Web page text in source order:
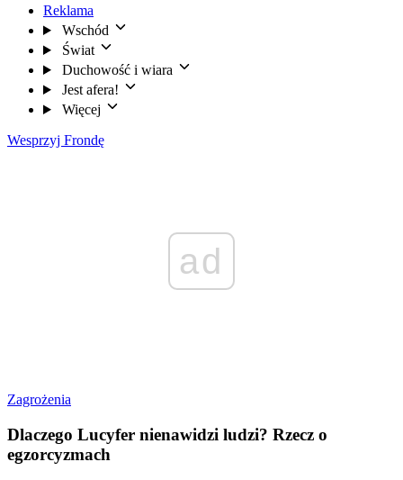
Reklama
Wschód
Świat
Duchowość i wiara
Jest afera!
Więcej
Wesprzyj Frondę
ad
Zagrożenia
Dlaczego Lucyfer nienawidzi ludzi? Rzecz o
egzorcyzmach